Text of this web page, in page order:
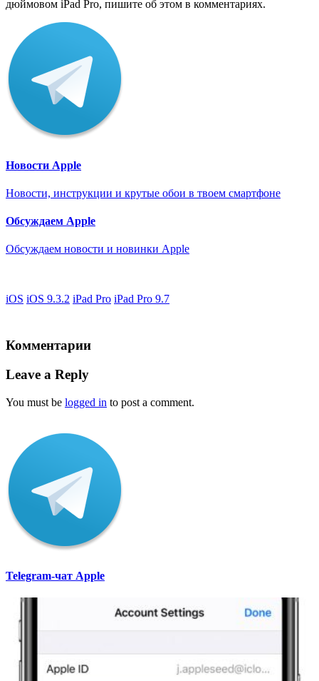
дюймовом iPad Pro, пишите об этом в комментариях.
Новости Apple
Новости, инструкции и крутые обои в твоем смартфоне
Обсуждаем Apple
Обсуждаем новости и новинки Apple
iOS iOS 9.3.2 iPad Pro iPad Pro 9.7
Комментарии
Leave a Reply
You must be logged in to post a comment.
Telegram-чат Apple